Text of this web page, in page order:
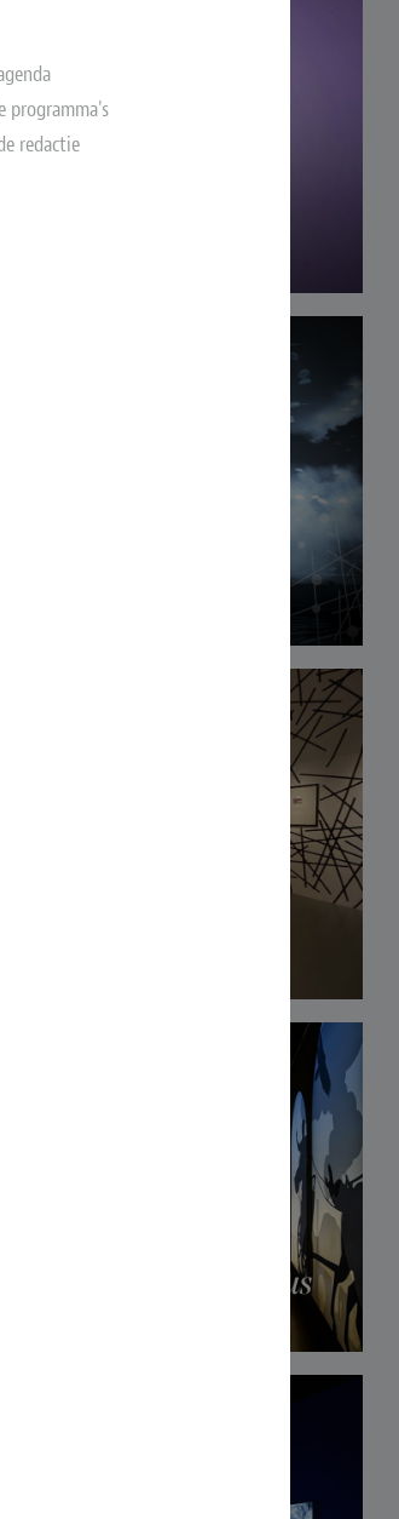
programma's
redactie